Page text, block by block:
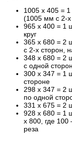
1005 х 405 =
(1005 мм с 2-х
965 х 400 = 1
круг
365 х 680 = 2
с 2-х сторон,
348 х 680 = 2
с одной
300 х 347 = 1
стороне
298 х 347 = 2
по одной
331 х 675 = 2
928 х 680 = 1
х 800, где
реза